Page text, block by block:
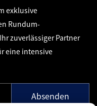
exklusive
Rundum-
zuverlässiger Partner
eine intensive
Absenden